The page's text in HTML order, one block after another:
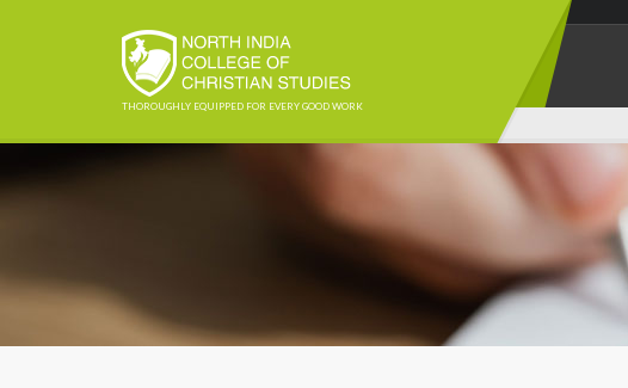
THOROUGHLY EQUIPPED FOR EVERY GOOD WORK